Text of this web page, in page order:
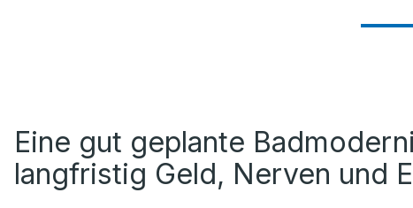
Eine gut geplante
langfristig Geld, Nerven und